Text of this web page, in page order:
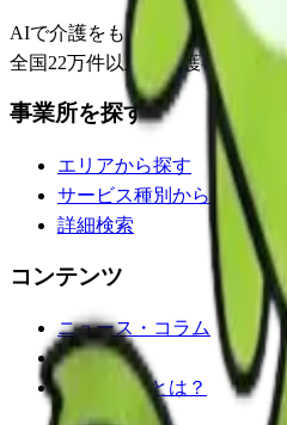
AIで介護をもっとわかりやすく。
全国22万件以上の介護事業所情
事業所を探す
エリアから探す
サービス種別から探す
詳細検索
コンテンツ
ニュース・コラム
イベント
EEFUL DBとは？